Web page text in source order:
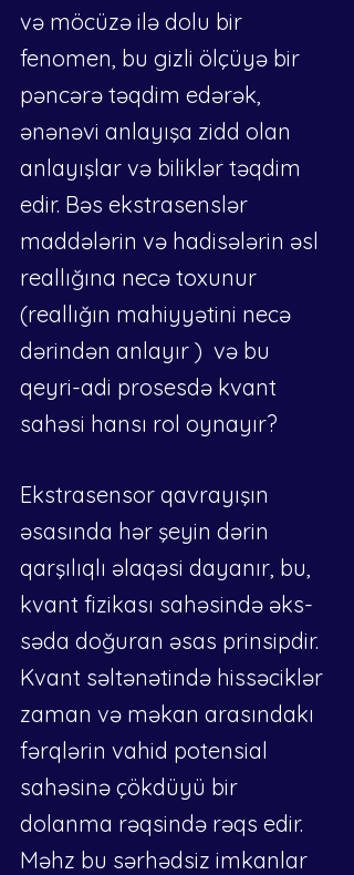
və möcüzə ilə dolu bir
fenomen, bu gizli ölçüyə bir
pəncərə təqdim edərək,
ənənəvi anlayışa zidd olan
anlayışlar və biliklər təqdim
edir. Bəs ekstrasenslər
maddələrin və hadisələrin əsl
reallığına necə toxunur
(reallığın mahiyyətini necə
dərindən anlayır )  və bu
qeyri-adi prosesdə kvant
sahəsi hansı rol oynayır?
Ekstrasensor qavrayışın
əsasında hər şeyin dərin
qarşılıqlı əlaqəsi dayanır, bu,
kvant fizikası sahəsində əks-
səda doğuran əsas prinsipdir.
Kvant səltənətində hissəciklər
zaman və məkan arasındakı
fərqlərin vahid potensial
sahəsinə çökdüyü bir
dolanma rəqsində rəqs edir.
Məhz bu sərhədsiz imkanlar